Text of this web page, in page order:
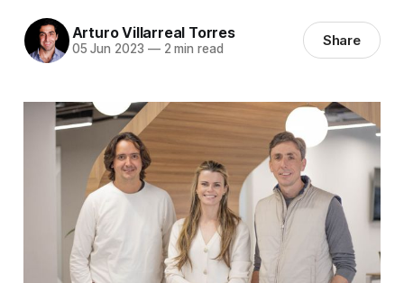
Arturo Villarreal Torres
05 Jun 2023 —2 min read Share